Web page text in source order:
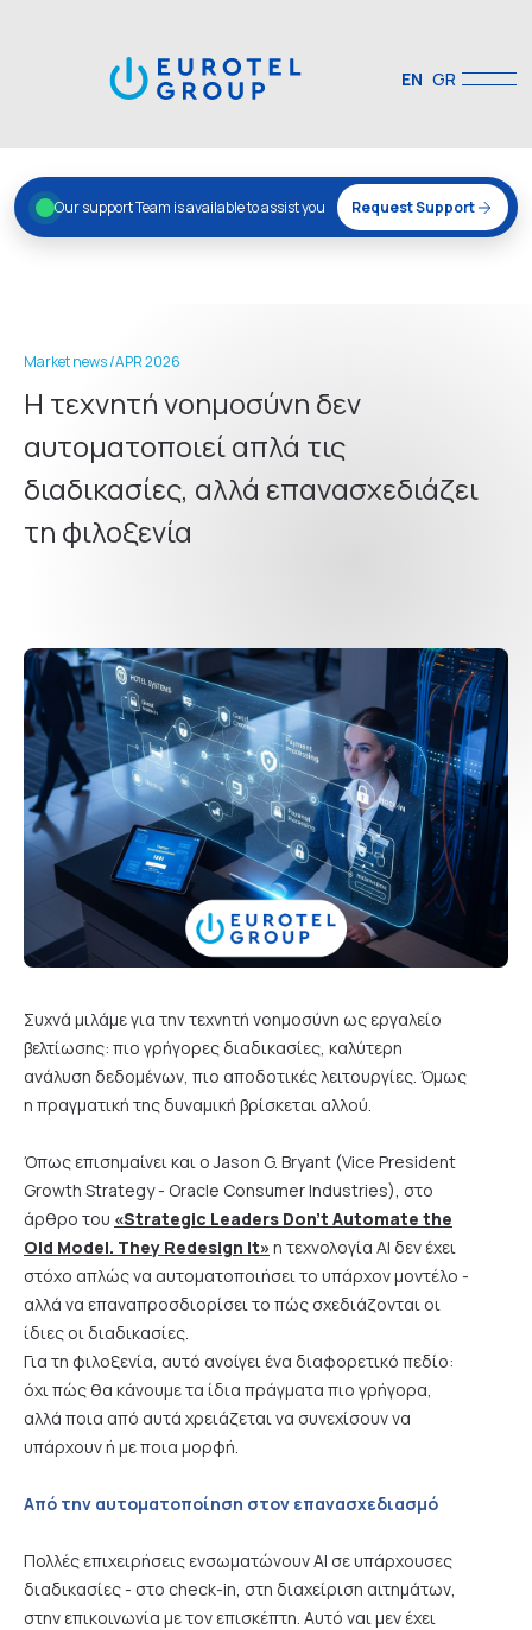
EN GR
Our support Team is available to assist you Request Support
Market news /APR 2026
Η τεχνητή νοημοσύνη δεν
αυτοματοποιεί απλά τις
διαδικασίες, αλλά επανασχεδιάζει
τη φιλοξενία
Συχνά μιλάμε για την τεχνητή νοημοσύνη ως εργαλείο
βελτίωσης: πιο γρήγορες διαδικασίες, καλύτερη
ανάλυση δεδομένων, πιο αποδοτικές λειτουργίες. Όμως
η πραγματική της δυναμική βρίσκεται αλλού.
Όπως επισημαίνει και ο Jason G. Bryant (Vice President
Growth Strategy - Oracle Consumer Industries), στο
άρθρο του «Strategic Leaders Don’t Automate the
Old Model. They Redesign It» η τεχνολογία AI δεν έχει
στόχο απλώς να αυτοματοποιήσει το υπάρχον μοντέλο -
αλλά να επαναπροσδιορίσει το πώς σχεδιάζονται οι
ίδιες οι διαδικασίες.
Για τη φιλοξενία, αυτό ανοίγει ένα διαφορετικό πεδίο:
όχι πώς θα κάνουμε τα ίδια πράγματα πιο γρήγορα,
αλλά ποια από αυτά χρειάζεται να συνεχίσουν να
υπάρχουν ή με ποια μορφή.
Από την αυτοματοποίηση στον επανασχεδιασμό
Πολλές επιχειρήσεις ενσωματώνουν AI σε υπάρχουσες
διαδικασίες - στο check-in, στη διαχείριση αιτημάτων,
στην επικοινωνία με τον επισκέπτη. Αυτό ναι μεν έχει